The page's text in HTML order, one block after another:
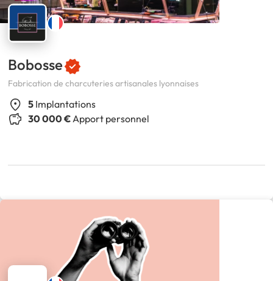
Bobosse
Fabrication de charcuteries artisanales lyonnaises
5 Implantations
30 000 €Apport personnel